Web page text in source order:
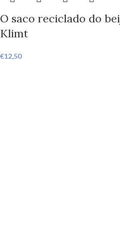
O saco reciclado do
Klimt
€12,50